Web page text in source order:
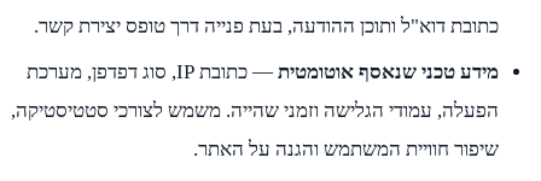
כתובת דוא"ל ותוכן ההודעה, בעת פנייה דרך טופס יצירת קשר.
מידע טכני שנאסף אוטומטית
— כתובת IP, סוג דפדפן, מערכת
הפעלה, עמודי הגלישה וזמני שהייה. משמש לצורכי סטטיסטיקה,
שיפור חוויית המשתמש והגנה על האתר.